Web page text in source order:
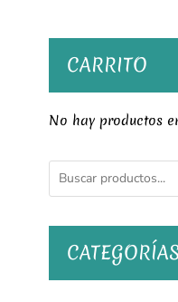
CARRITO
No hay productos